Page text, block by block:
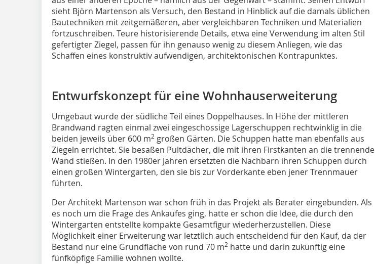
sieht Björn Martenson als Versuch, den Bestand in Hinblick auf die damals üblichen
Bautechniken mit zeitgemäßeren, aber vergleichbaren Techniken und Materialien
fortzuschreiben. Teure historisierende Details, etwa eine Verwendung im alten Stil
gefertigter Ziegel, passen für ihn genauso wenig zu diesem Anliegen, wie das
Schaffen eines konstruktiv aufwendigen, architektonischen Kontrapunktes.
Entwurfskonzept für eine Wohnhauserweiterung
Umgebaut wurde der südliche Teil eines Doppelhauses. In Höhe der mittleren
Brandwand ragten einmal zwei eingeschossige Lagerschuppen rechtwinklig in die
beiden jeweils über 600 m2 großen Gärten. Die Schuppen hatte man ebenfalls aus
Ziegeln errichtet. Sie besaßen Pultdächer, die mit ihren Firstkanten an die trennende
Wand stießen. In den 1980er Jahren ersetzten die Nachbarn ihren Schuppen durch
einen großen Wintergarten, den sie bis zur Vorderkante eben jener Trennmauer
führten.
Der Architekt Martenson war schon früh in das Projekt als Berater eingebunden. Als
es noch um die Frage des Ankaufes ging, hatte er schon die Idee, die durch den
Wintergarten entstellte kompakte Gesamtfigur wiederherzustellen. Diese
Möglichkeit einer Erweiterung war letztlich auch entscheidend für den Kauf, da der
Bestand nur eine Grundfläche von rund 70 m2 hatte und darin zukünftig eine
fünfköpfige Familie wohnen wollte.